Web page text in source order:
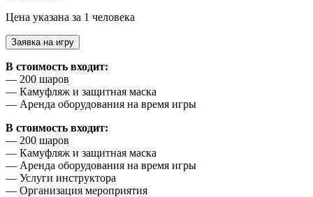
Цена указана за 1 человека
Заявка на игру
В стоимость входит:
— 200 шаров
— Камуфляж и защитная маска
— Аренда оборудования на время игры
В стоимость входит:
— 200 шаров
— Камуфляж и защитная маска
— Аренда оборудования на время игры
— Услуги инструктора
— Организация мероприятия